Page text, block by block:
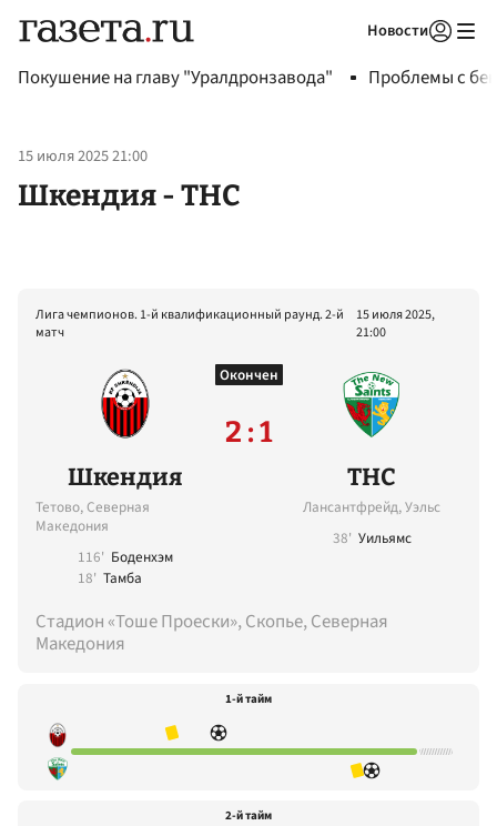
Новости
Покушение на главу "Уралдронзавода" Проблемы с
15 июля 2025 21:00
Шкендия - ТНС
Лига чемпионов. 1-й квалификационный раунд. 2-й
матч
15 июля 2025,
21:00
Шкендия
Тетово, Северная
Македония
116' Боденхэм
18' Тамба
Окончен
2 : 1
ТНС
Лансантфрейд, Уэльс
38' Уильямс
Стадион «Тоше Проески», Скопье, Северная
Македония
1-й тайм
2-й тайм